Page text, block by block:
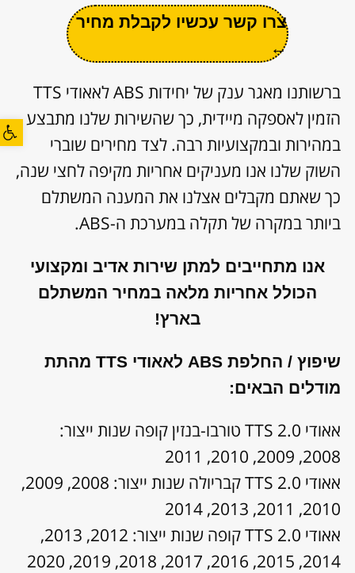
פתח
צרו קשר עכשיו לקבלת מחיר
←
ברשותנו מאגר ענק של יחידות ABS לאאודי TTS
הזמין לאספקה מיידית, כך שהשירות שלנו מתבצע
במהירות ובמקצועיות רבה. לצד מחירים שוברי
השוק שלנו אנו מעניקים אחריות מקיפה לחצי שנה,
כך שאתם מקבלים אצלנו את המענה המשתלם
ביותר במקרה של תקלה במערכת ה-ABS.
אנו מתחייבים למתן שירות אדיב ומקצועי
הכולל אחריות מלאה במחיר המשתלם
בארץ!
שיפוץ / החלפת ABS לאאודי TTS מהתת
מודלים הבאים:
אאודי TTS 2.0 טורבו-בנזין קופה שנות ייצור:
2008, 2009, 2010, 2011
אאודי TTS 2.0 קבריולה שנות ייצור: 2008, 2009,
2010, 2011, 2013, 2014
אאודי TTS 2.0 קופה שנות ייצור: 2012, 2013,
2014, 2015, 2016, 2017, 2018, 2019, 2020